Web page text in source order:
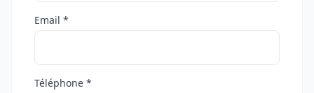
Email *
Téléphone *